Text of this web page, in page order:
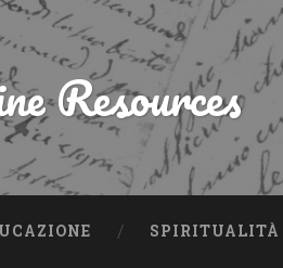
Resources
SPIRITUALITÀ